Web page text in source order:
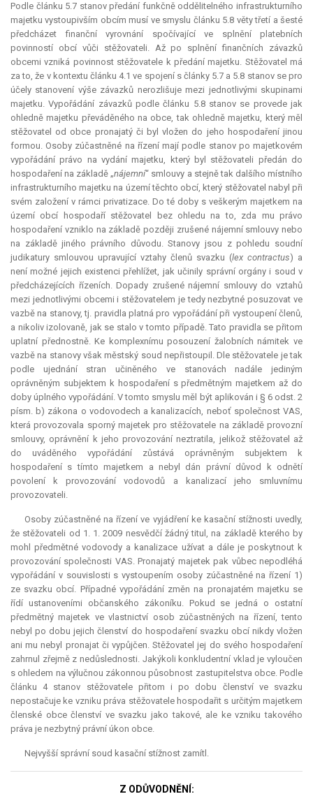
Podle článku 5.7 stanov předání funkčně oddělitelného infrastrukturního
majetku vystoupivším obcím musí ve smyslu článku 5.8 věty třetí a šesté
předcházet finanční vyrovnání spočívající ve splnění platebních
povinností obcí vůči stěžovateli. Až po splnění finančních závazků
obcemi vzniká povinnost stěžovatele k předání majetku. Stěžovatel má
za to, že v kontextu článku 4.1 ve spojení s články 5.7 a 5.8 stanov se pro
účely stanovení výše závazků nerozlišuje mezi jednotlivými skupinami
majetku. Vypořádání závazků podle článku 5.8 stanov se provede jak
ohledně majetku převáděného na obce, tak ohledně majetku, který měl
stěžovatel od obce pronajatý či byl vložen do jeho hospodaření jinou
formou. Osoby zúčastněné na řízení mají podle stanov po majetkovém
vypořádání právo na vydání majetku, který byl stěžovateli předán do
hospodaření na základě „nájemní“ smlouvy a stejně tak dalšího místního
infrastrukturního majetku na území těchto obcí, který stěžovatel nabyl při
svém založení v rámci privatizace. Do té doby s veškerým majetkem na
území obcí hospodaří stěžovatel bez ohledu na to, zda mu právo
hospodaření vzniklo na základě později zrušené nájemní smlouvy nebo
na základě jiného právního důvodu. Stanovy jsou z pohledu soudní
judikatury smlouvou upravující vztahy členů svazku (lex contractus) a
není možné jejich existenci přehlížet, jak učinily správní orgány i soud v
předcházejících řízeních. Dopady zrušené nájemní smlouvy do vztahů
mezi jednotlivými obcemi i stěžovatelem je tedy nezbytné posuzovat ve
vazbě na stanovy, tj. pravidla platná pro vypořádání při vystoupení členů,
a nikoliv izolovaně, jak se stalo v tomto případě. Tato pravidla se přitom
uplatní přednostně. Ke komplexnímu posouzení žalobních námitek ve
vazbě na stanovy však městský soud nepřistoupil. Dle stěžovatele je tak
podle ujednání stran učiněného ve stanovách nadále jediným
oprávněným subjektem k hospodaření s předmětným majetkem až do
doby úplného vypořádání. V tomto smyslu měl být aplikován i § 6 odst. 2
písm. b) zákona o vodovodech a kanalizacích, neboť společnost VAS,
která provozovala sporný majetek pro stěžovatele na základě provozní
smlouvy, oprávnění k jeho provozování neztratila, jelikož stěžovatel až
do uváděného vypořádání zůstává oprávněným subjektem k
hospodaření s tímto majetkem a nebyl dán právní důvod k odnětí
povolení k provozování vodovodů a kanalizací jeho smluvnímu
provozovateli.
Osoby zúčastněné na řízení ve vyjádření ke kasační stížnosti uvedly,
že stěžovateli od 1. 1. 2009 nesvědčí žádný titul, na základě kterého by
mohl předmětné vodovody a kanalizace užívat a dále je poskytnout k
provozování společnosti VAS. Pronajatý majetek pak vůbec nepodléhá
vypořádání v souvislosti s vystoupením osoby zúčastněné na řízení 1)
ze svazku obcí. Případné vypořádání změn na pronajatém majetku se
řídí ustanoveními občanského zákoníku. Pokud se jedná o ostatní
předmětný majetek ve vlastnictví osob zúčastněných na řízení, tento
nebyl po dobu jejich členství do hospodaření svazku obcí nikdy vložen
ani mu nebyl pronajat či vypůjčen. Stěžovatel jej do svého hospodaření
zahrnul zřejmě z nedůslednosti. Jakýkoli konkludentní vklad je vyloučen
s ohledem na výlučnou zákonnou působnost zastupitelstva obce. Podle
článku 4 stanov stěžovatele přitom i po dobu členství ve svazku
nepostačuje ke vzniku práva stěžovatele hospodařit s určitým majetkem
členské obce členství ve svazku jako takové, ale ke vzniku takového
práva je nezbytný právní úkon obce.
Nejvyšší správní soud kasační stížnost zamítl.
Z ODŮVODNĚNÍ: